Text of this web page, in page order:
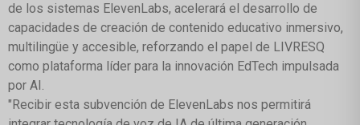
de los sistemas ElevenLabs, acelerará el desarrollo de
capacidades de creación de contenido educativo inmersivo,
multilingüe y accesible, reforzando el papel de LIVRESQ
como plataforma líder para la innovación EdTech impulsada
por AI.
"Recibir esta subvención de ElevenLabs nos permitirá